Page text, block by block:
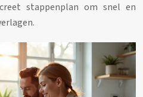
stappenplan om snel en